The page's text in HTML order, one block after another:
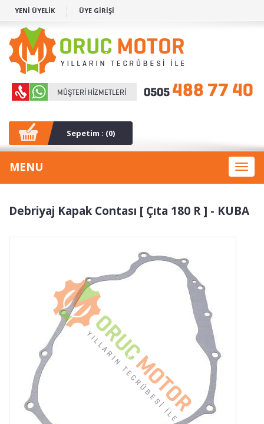
YENİ ÜYELİK ÜYE GİRİŞİ
Sepetim : (0)
Toggle
MENU
Debriyaj Kapak Contası [ Çıta 180 R ] - KUBA